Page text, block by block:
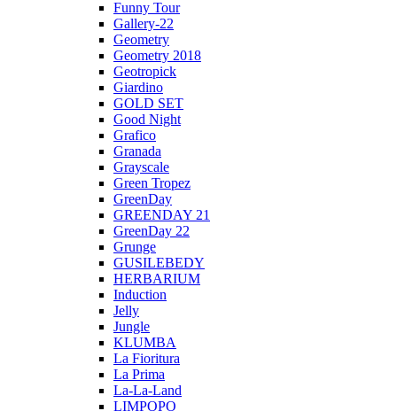
Funny Tour
Gallery-22
Geometry
Geometry 2018
Geotropick
Giardino
GOLD SET
Good Night
Grafico
Granada
Grayscale
Green Tropez
GreenDay
GREENDAY 21
GreenDay 22
Grunge
GUSILEBEDY
HERBARIUM
Induction
Jelly
Jungle
KLUMBA
La Fioritura
La Prima
La-La-Land
LIMPOPO